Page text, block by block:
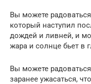
Вы можете
который наступил
дождей и ливней, и
жара и солнце бьет в
Вы можете
заранее ужасаться,